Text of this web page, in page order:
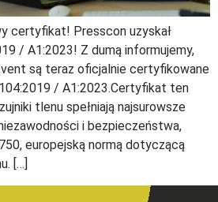
certyfikat! Presscon uzyskał
/ A1:2023! Z dumą informujemy,
są teraz oficjalnie certyfikowane
/ A1:2023.Certyfikat ten
tlenu spełniają najsurowsze
i bezpieczeństwa,
europejską normą dotyczącą
[…]